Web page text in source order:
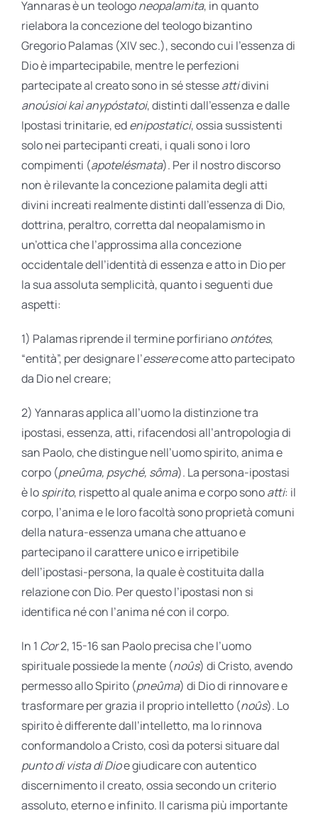
Yannaras è un teologoneopalamita, in quanto
rielabora la concezione del teologo bizantino
Gregorio Palamas (XIV sec.), secondo cui l’essenza di
Dio è impartecipabile, mentre le perfezioni
partecipate al creato sono in sé stesseattidivini
anoúsioi kaì anypóstatoi, distinti dall’essenza e dalle
Ipostasi trinitarie, edenipostatici, ossia sussistenti
solo nei partecipanti creati, i quali sono i loro
compimenti (apotelésmata). Per il nostro discorso
non è rilevante la concezione palamita degli atti
divini increati realmente distinti dall’essenza di Dio,
dottrina, peraltro, corretta dal neopalamismo in
un’ottica che l’approssima alla concezione
occidentale dell’identità di essenza e atto in Dio per
la sua assoluta semplicità, quanto i seguenti due
aspetti:
1) Palamas riprende il termine porfirianoontótes,
“entità”, per designare l’esserecome atto partecipato
da Dio nel creare;
2) Yannaras applica all’uomo la distinzione tra
ipostasi, essenza, atti, rifacendosi all’antropologia di
san Paolo, che distingue nell’uomo spirito, anima e
corpo (pneûma, psyché, sôma). La persona-ipostasi
è lospirito, rispetto al quale anima e corpo sonoatti: il
corpo, l’anima e le loro facoltà sono proprietà comuni
della natura-essenza umana che attuano e
partecipano il carattere unico e irripetibile
dell’ipostasi-persona, la quale è costituita dalla
relazione con Dio. Per questo l’ipostasi non si
identifica né con l’anima né con il corpo.
In 1 Cor2, 15-16 san Paolo precisa che l’uomo
spirituale possiede la mente (noûs) di Cristo, avendo
permesso allo Spirito (pneûma) di Dio di rinnovare e
trasformare per grazia il proprio intelletto (noûs). Lo
spirito è differente dall’intelletto, ma lo rinnova
conformandolo a Cristo, così da potersi situare dal
punto di vista di Dioe giudicare con autentico
discernimento il creato, ossia secondo un criterio
assoluto, eterno e infinito. Il carisma più importante